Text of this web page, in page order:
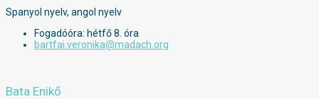
Spanyol nyelv, angol nyelv
Fogadóóra: hétfő 8. óra
bartfai.veronika@madach.org
Bata Enikő